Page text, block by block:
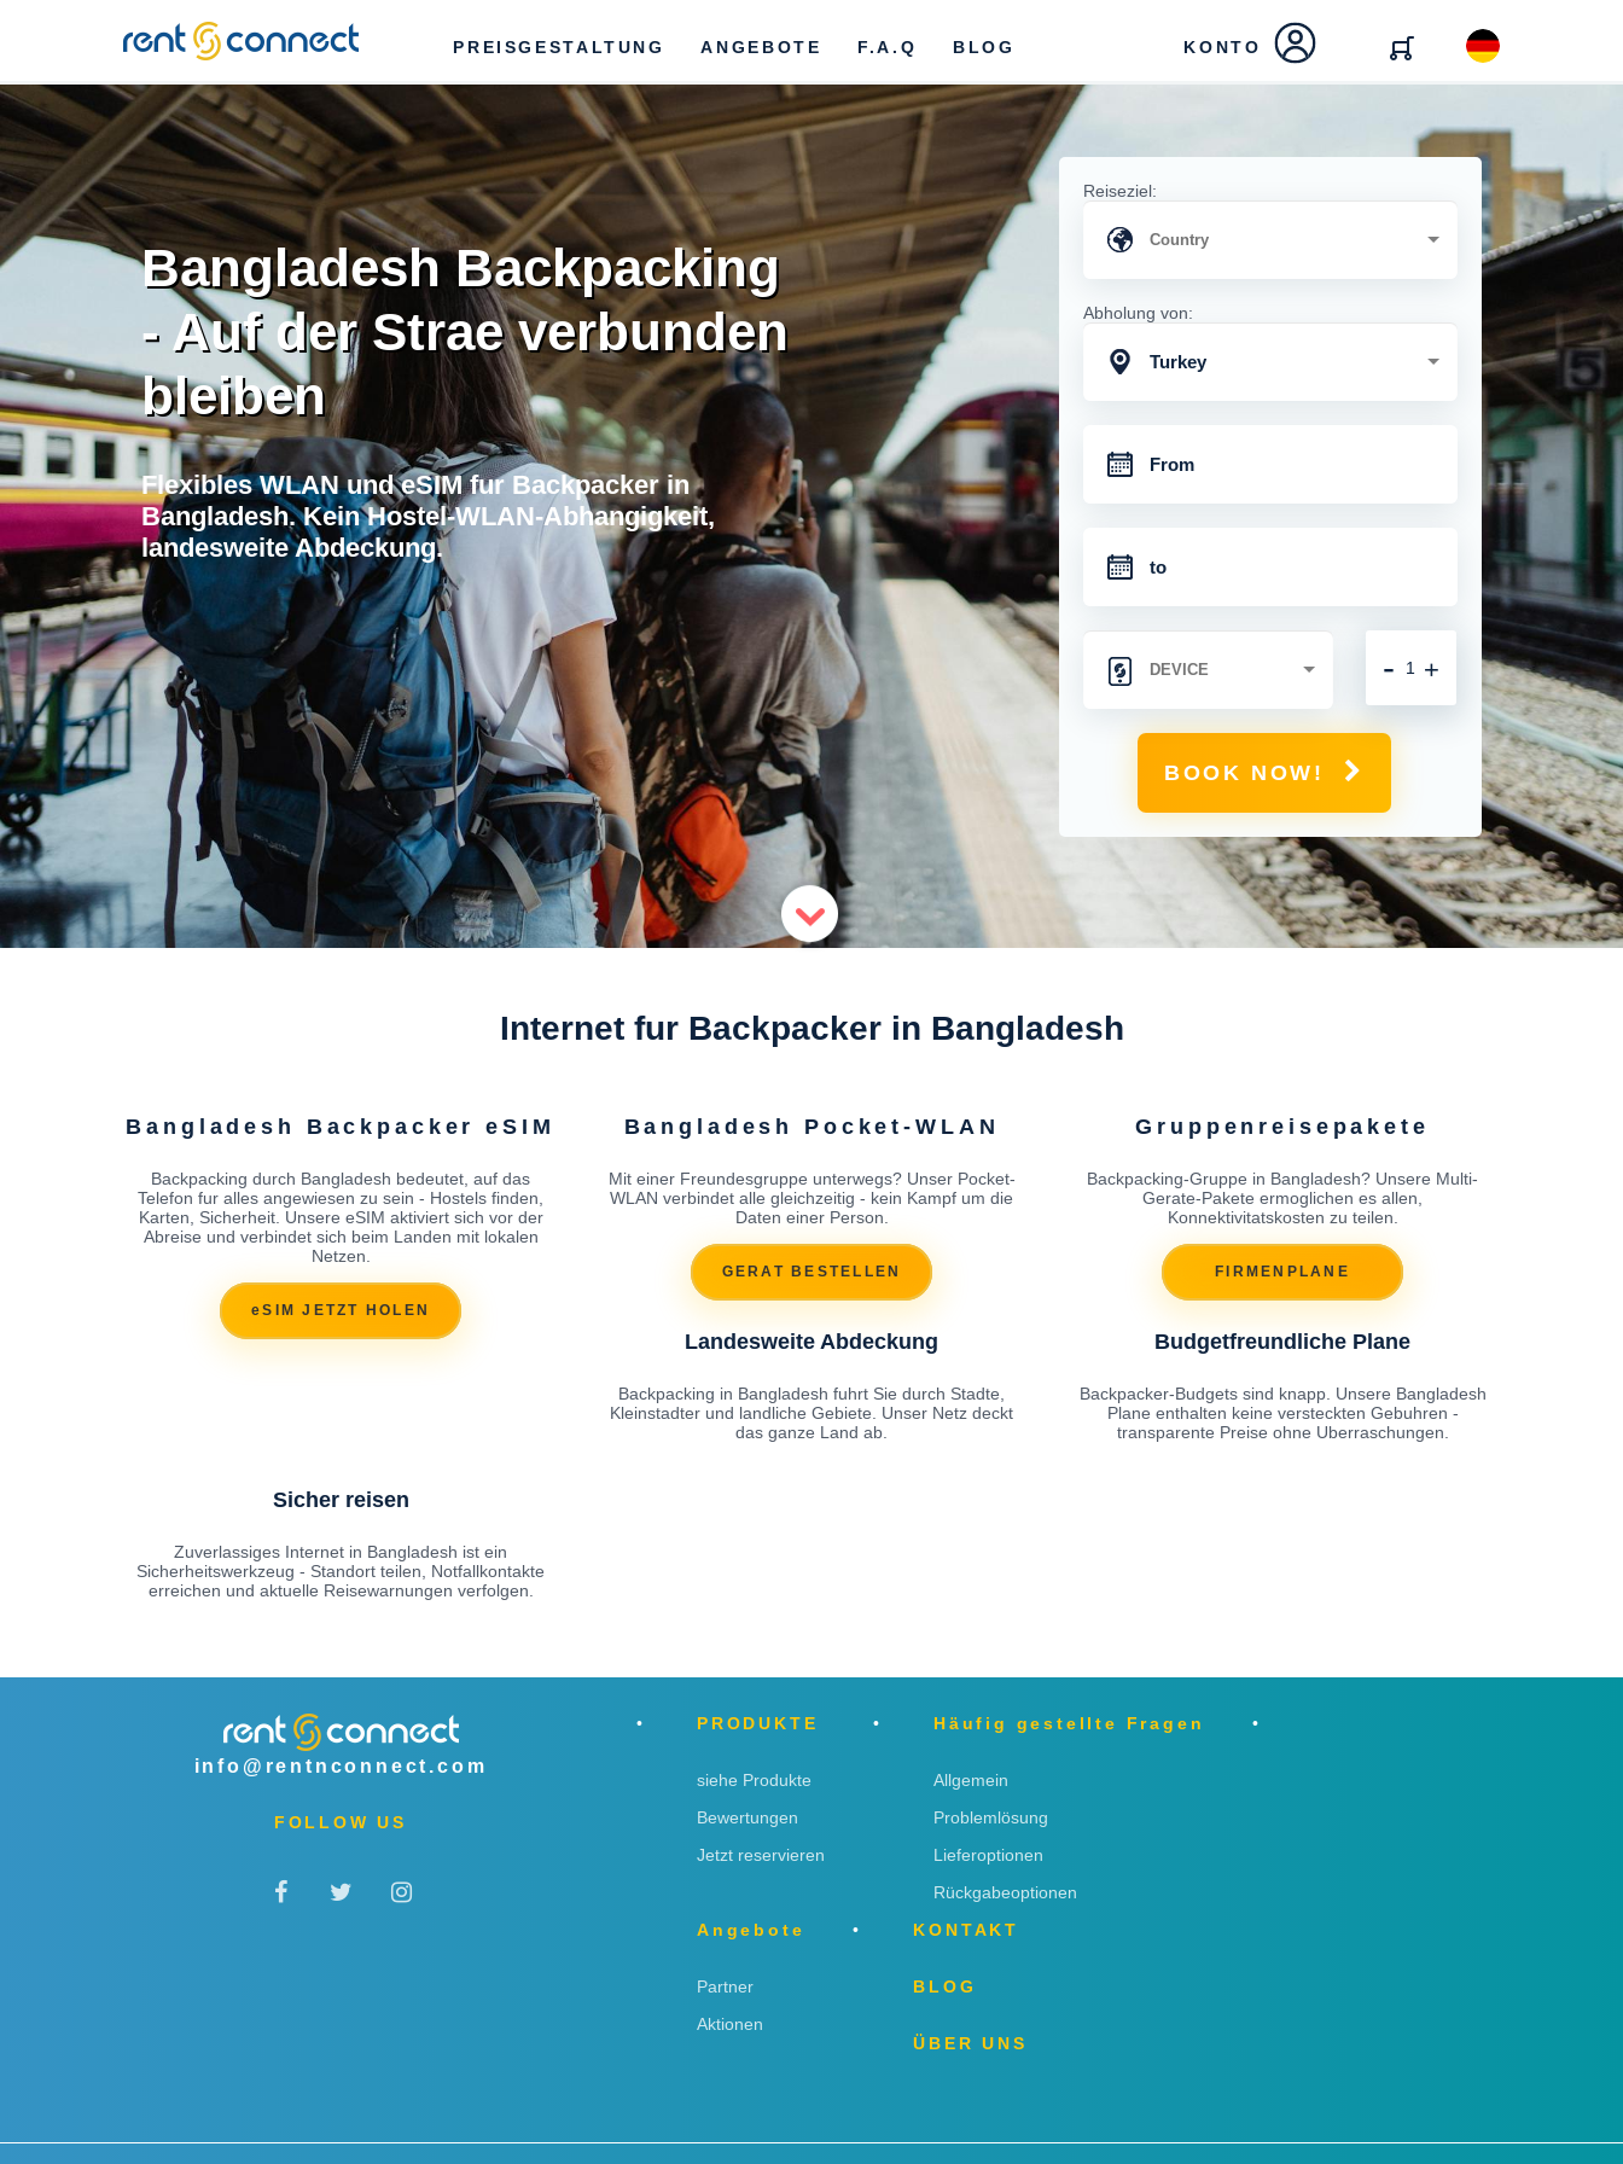
RENT'N
CONNECT
PREISGESTALTUNG ANGEBOTE F.A.Q BLOG KONTO
Bangladesh Backpacking
- Auf der Strae verbunden
bleiben
Flexibles WLAN und eSIM fur Backpacker in
Bangladesh. Kein Hostel-WLAN-Abhangigkeit,
landesweite Abdeckung.
Reiseziel:
Abholung von:
Turkey
+
-
BOOK NOW!
Internet fur Backpacker in Bangladesh
Bangladesh Backpacker eSIM
Backpacking durch Bangladesh bedeutet, auf das
Telefon fur alles angewiesen zu sein - Hostels finden,
Karten, Sicherheit. Unsere eSIM aktiviert sich vor der
Abreise und verbindet sich beim Landen mit lokalen
Netzen.
eSIM JETZT HOLEN
Bangladesh Pocket-WLAN
Mit einer Freundesgruppe unterwegs? Unser Pocket-
WLAN verbindet alle gleichzeitig - kein Kampf um die
Daten einer Person.
GERAT BESTELLEN
Gruppenreisepakete
Backpacking-Gruppe in Bangladesh? Unsere Multi-
Gerate-Pakete ermoglichen es allen,
Konnektivitatskosten zu teilen.
FIRMENPLANE
Landesweite Abdeckung
Backpacking in Bangladesh fuhrt Sie durch Stadte,
Kleinstadter und landliche Gebiete. Unser Netz deckt
das ganze Land ab.
Budgetfreundliche Plane
Backpacker-Budgets sind knapp. Unsere Bangladesh
Plane enthalten keine versteckten Gebuhren -
transparente Preise ohne Uberraschungen.
Sicher reisen
Zuverlassiges Internet in Bangladesh ist ein
Sicherheitswerkzeug - Standort teilen, Notfallkontakte
erreichen und aktuelle Reisewarnungen verfolgen.
info@rentnconnect.com
FOLLOW US
PRODUKTE
siehe Produkte
Bewertungen
Jetzt reservieren
Häufig gestellte Fragen
Allgemein
Problemlösung
Lieferoptionen
Rückgabeoptionen
Angebote
Partner
Aktionen
KONTAKT
BLOG
ÜBER UNS